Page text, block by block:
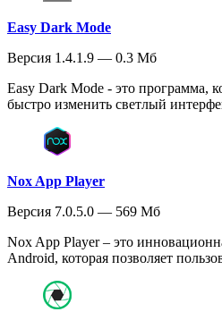
Easy Dark Mode
Версия 1.4.1.9 — 0.3 Мб
Easy Dark Mode - это программа,
быстро изменить светлый
Nox App Player
Версия 7.0.5.0 — 569 Мб
Nox App Player – это
Android, которая позволяет